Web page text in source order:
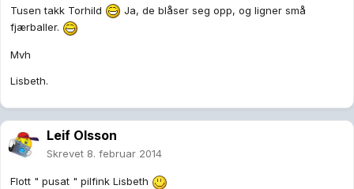
Tusen takk Torhild
Ja, de blåser seg opp, og ligner små
fjærballer.
Mvh
Lisbeth.
Leif Olsson
Skrevet 8. februar 2014
Flott " pusat " pilfink Lisbeth